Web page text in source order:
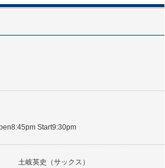
Start9:30pm
土岐英史（サックス）